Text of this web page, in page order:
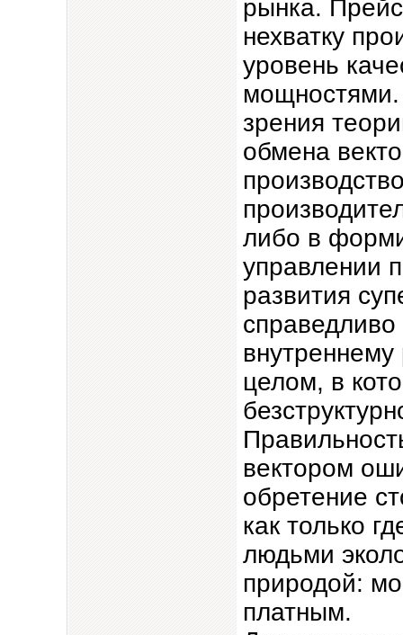
рынка.
нехватку
уровень
мощностями.
зрения
обмена
либо в
управлении
развития
целом, в
вектором
обретение
как только
людьми
природой:
платным.